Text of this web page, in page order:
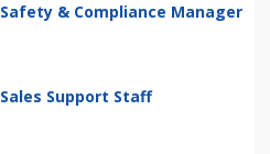
Safety & Compliance Manager
Sales Support Staff